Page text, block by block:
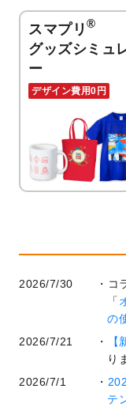
スマプリ ®
グッズシミュ
ー
デザイン費用0円
2026/7/30 コ
「
の
2026/7/21
り
2026/7/1
テ